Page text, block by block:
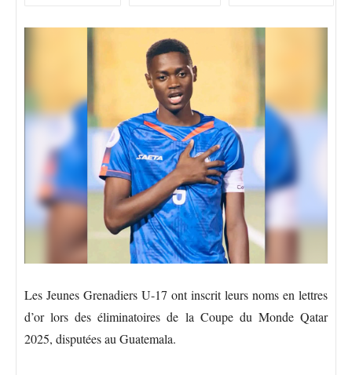
Les Jeunes Grenadiers U-17 ont inscrit leurs noms en lettres
d’or lors des éliminatoires de la Coupe du Monde Qatar
2025, disputées au Guatemala.